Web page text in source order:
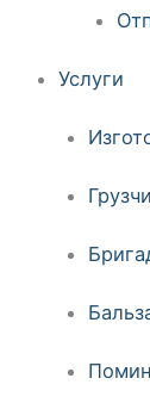
Услуги